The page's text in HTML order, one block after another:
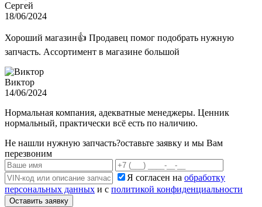
Сергей
18/06/2024
Хороший магазин👍 Продавец помог подобрать нужную
запчасть. Ассортимент в магазине большой
Виктор
14/06/2024
Нормальная компания, адекватные менеджеры. Ценник
нормальный, практически всё есть по наличию.
Не нашли нужную запчасть?оставьте заявку и мы Вам
перезвоним
Я согласен на обработку
персональных данных и с политикой конфиденциальности
Оставить заявку